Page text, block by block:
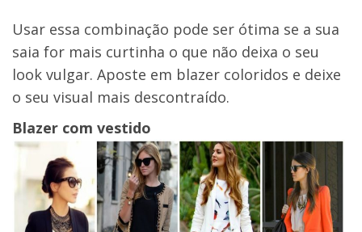
Usar essa combinação pode ser ótima se a sua
saia for mais curtinha o que não deixa o seu
look vulgar. Aposte em blazer coloridos e deixe
o seu visual mais descontraído.
Blazer com vestido